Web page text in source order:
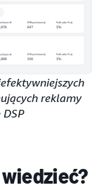
reklamy